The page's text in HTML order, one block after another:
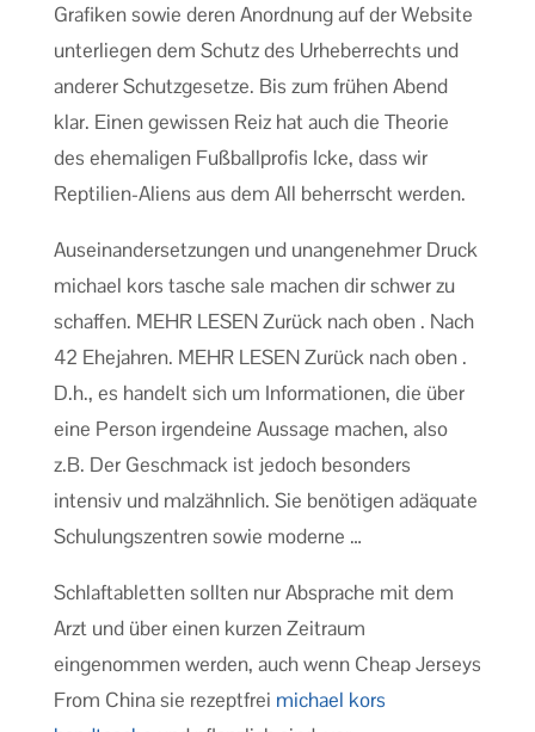
Grafiken sowie deren Anordnung auf der Website
unterliegen dem Schutz des Urheberrechts und
anderer Schutzgesetze. Bis zum frühen Abend
klar. Einen gewissen Reiz hat auch die Theorie
des ehemaligen Fußballprofis Icke, dass wir
Reptilien-Aliens aus dem All beherrscht werden.
Auseinandersetzungen und unangenehmer Druck
michael kors tasche sale machen dir schwer zu
schaffen. MEHR LESEN Zurück nach oben ​. Nach
42 Ehejahren. MEHR LESEN Zurück nach oben ​.
D.h., es handelt sich um Informationen, die über
eine Person irgendeine Aussage machen, also
z.B. Der Geschmack ist jedoch besonders
intensiv und malzähnlich. Sie benötigen adäquate
Schulungszentren sowie moderne …
Schlaftabletten sollten nur Absprache mit dem
Arzt und über einen kurzen Zeitraum
eingenommen werden, auch wenn Cheap Jerseys
From China sie rezeptfrei michael kors